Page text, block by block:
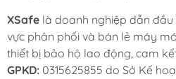
XSafe là doanh nghiệp dẫn
vực phân phối và bán lẻ máy
thiết bị bảo hộ lao động, cam
GPKD: 0315625855 do Sở Kế